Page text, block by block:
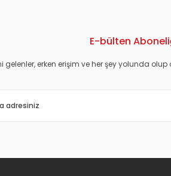
E-bülten
gelenler, erken erişim ve her şey yolunda